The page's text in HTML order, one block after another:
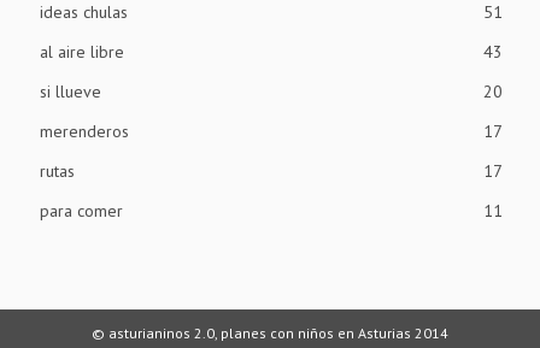
ideas chulas
51
al aire libre
43
si llueve
20
merenderos
17
rutas
17
para comer
11
© asturianinos 2.0, planes con niños en Asturias 2014